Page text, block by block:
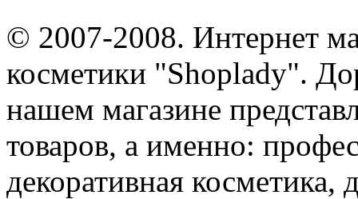
© 2007-2008. Интернет
косметики "Shoplady".
нашем магазине
товаров, а именно:
декоративная косметика,